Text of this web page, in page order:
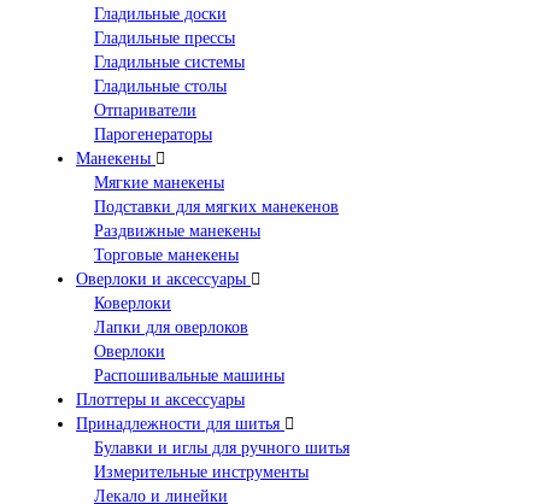
Гладильные доски
Гладильные прессы
Гладильные системы
Гладильные столы
Отпариватели
Парогенераторы
Манекены
Мягкие манекены
Подставки для мягких манекенов
Раздвижные манекены
Торговые манекены
Оверлоки и аксессуары
Коверлоки
Лапки для оверлоков
Оверлоки
Распошивальные машины
Плоттеры и аксессуары
Принадлежности для шитья
Булавки и иглы для ручного шитья
Измерительные инструменты
Лекало и линейки